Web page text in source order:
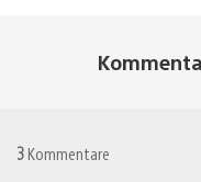
3 Kommentare